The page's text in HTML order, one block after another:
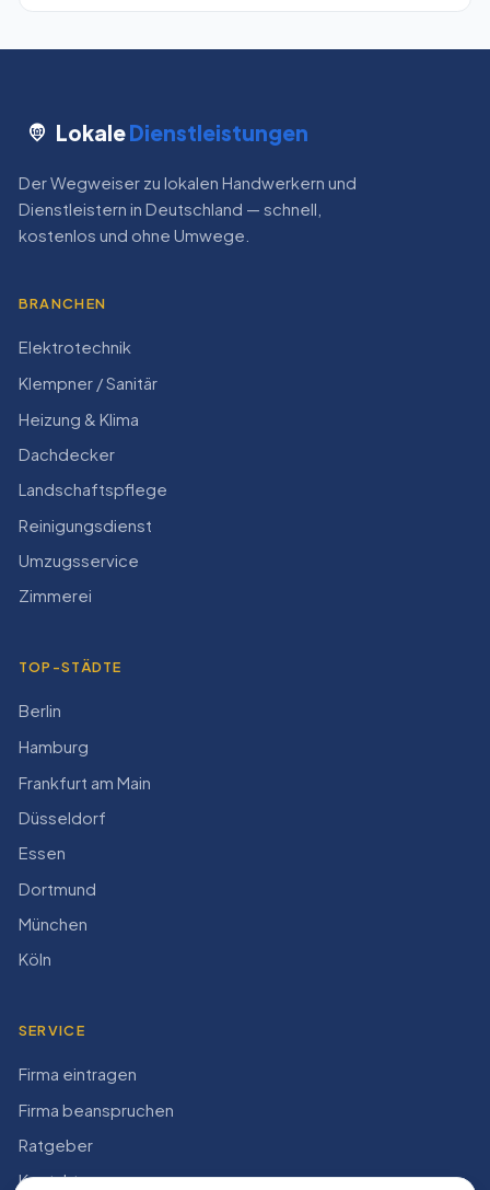
LokaleDienstleistungen
Der Wegweiser zu lokalen Handwerkern und
Dienstleistern in Deutschland — schnell,
kostenlos und ohne Umwege.
BRANCHEN
Elektrotechnik
Klempner / Sanitär
Heizung & Klima
Dachdecker
Landschaftspflege
Reinigungsdienst
Umzugsservice
Zimmerei
TOP-STÄDTE
Berlin
Hamburg
Frankfurt am Main
Düsseldorf
Essen
Dortmund
München
Köln
SERVICE
Firma eintragen
Firma beanspruchen
Ratgeber
Kontakt